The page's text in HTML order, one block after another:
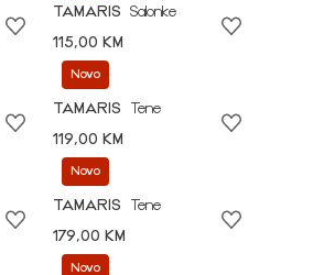
TAMARIS
Salonke
115,00 KM
Novo
TAMARIS
Tene
119,00 KM
Novo
TAMARIS
Tene
179,00 KM
Novo